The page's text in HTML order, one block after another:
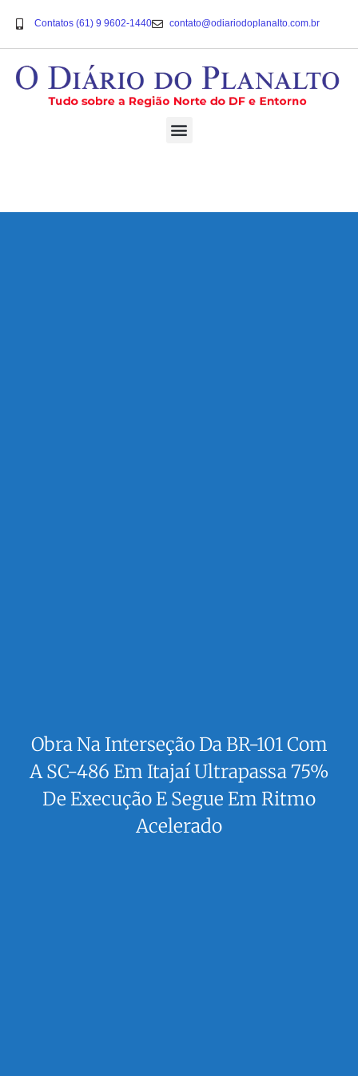
Contatos (61) 9 9602-1440 contato@odiariodoplanalto.com.br
Obra Na Interseção Da BR-101 Com
A SC-486 Em Itajaí Ultrapassa 75%
De Execução E Segue Em Ritmo
Acelerado